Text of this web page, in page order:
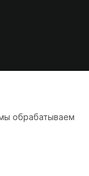
обрабатываем